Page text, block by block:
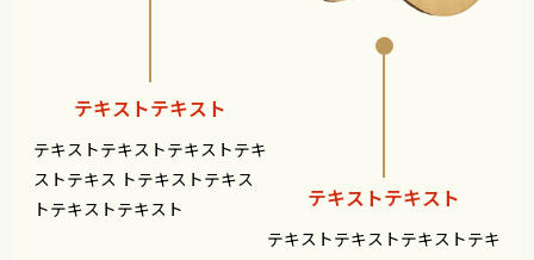
テキストテキスト
テキストテキストテキストテキ
ストテキス トテキストテキス
トテキストテキスト
テキストテキスト
テキストテキストテキストテキ